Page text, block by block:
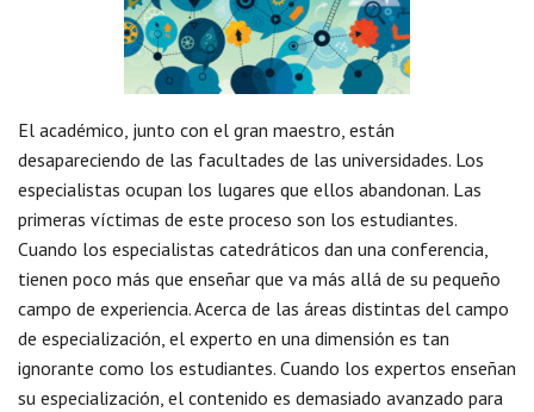
El académico, junto con el gran maestro, están
desapareciendo de las facultades de las universidades. Los
especialistas ocupan los lugares que ellos abandonan. Las
primeras víctimas de este proceso son los estudiantes.
Cuando los especialistas catedráticos dan una conferencia,
tienen poco más que enseñar que va más allá de su pequeño
campo de experiencia. Acerca de las áreas distintas del campo
de especialización, el experto en una dimensión es tan
ignorante como los estudiantes. Cuando los expertos enseñan
su especialización, el contenido es demasiado avanzado para